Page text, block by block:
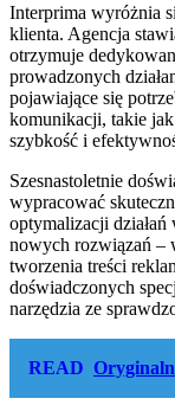
Interprima wyróżnia
klienta. Agencja
otrzymuje
prowadzonych
pojawiające się
komunikacji, takie jak
szybkość i
Szesnastoletnie
wypracować
optymalizacji
nowych rozwiązań –
tworzenia treści
doświadczonych
narzędzia ze
READ